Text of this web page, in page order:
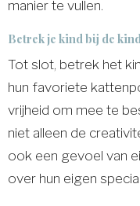
manier te vullen.
Betrek je kind bij de
Tot slot, betrek het
hun favoriete
vrijheid om mee te
niet alleen de
ook een gevoel van
over hun eigen